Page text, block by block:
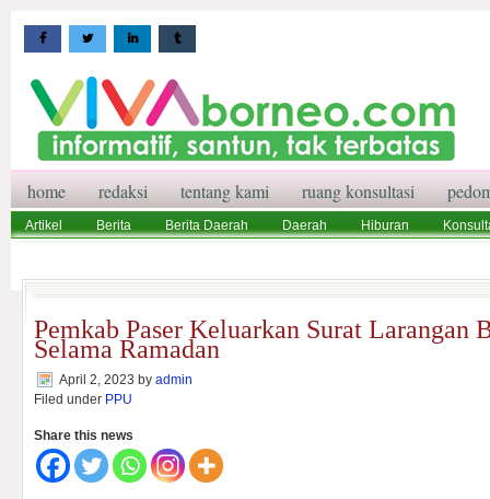
home redaksi tentang kami ruang konsultasi
Artikel Berita Berita Daerah Daerah Hiburan
Pemkab Paser Keluarkan Surat Larangan
Selama Ramadan
April 2, 2023 by admin
Filed under PPU
Share this news